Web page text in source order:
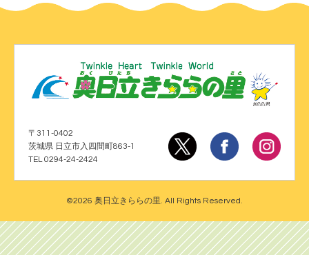
〒311-0402
茨城県 日立市入四間町863-1
TEL 0294-24-2424
©2026 奥日立きららの里. All Rights Reserved.